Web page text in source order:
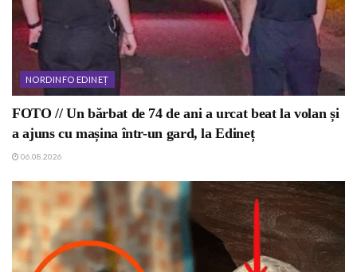
NORDINFO EDINEȚ
FOTO // Un bărbat de 74 de ani a urcat beat la volan și
a ajuns cu mașina într-un gard, la Edineț
06.08.2026